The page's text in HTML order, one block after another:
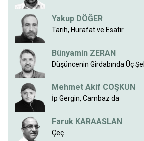
Yakup DÖĞER
Tarih, Hurafat ve Esatir
Bünyamin ZERAN
Düşüncenin Girdabında Üç
Mehmet Akif COŞKUN
İp Gergin, Cambaz da
Faruk KARAASLAN
Çeç